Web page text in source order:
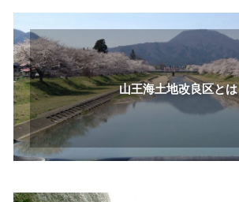
山王海土地改良区とは